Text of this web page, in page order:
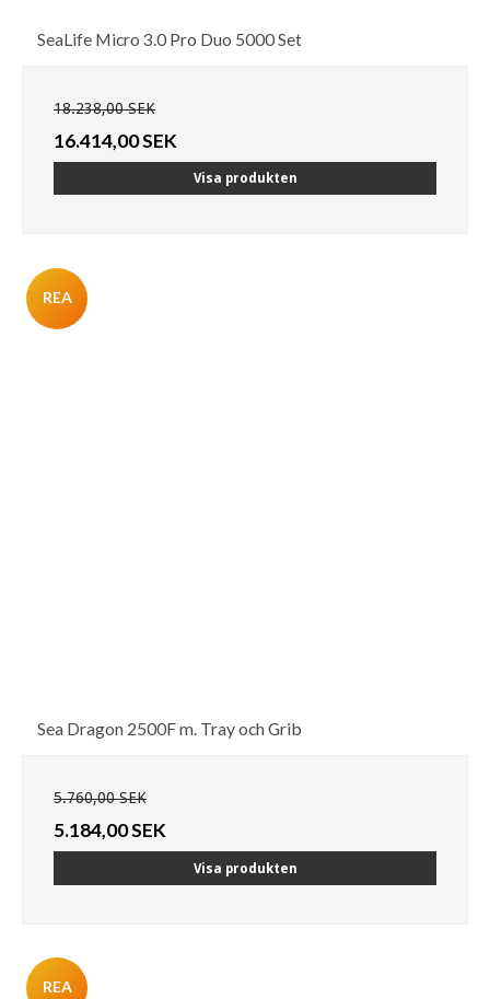
SeaLife Micro 3.0 Pro Duo 5000 Set
18.238,00 SEK
16.414,00 SEK
Visa produkten
REA
Sea Dragon 2500F m. Tray och Grib
5.760,00 SEK
5.184,00 SEK
Visa produkten
REA